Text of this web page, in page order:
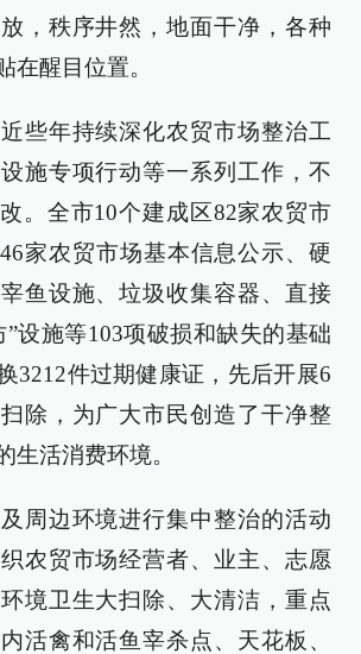
，秩序井然，地面干净，各种
在醒目位置。
些年持续深化农贸市场整治工
施专项行动等一系列工作，不
。全市10个建成区82家农贸市
家农贸市场基本信息公示、硬
鱼设施、垃圾收集容器、直接
”设施等103项破损和缺失的基础
3212件过期健康证，先后开展6
除，为广大市民创造了干净整
生活消费环境。
周边环境进行集中整治的活动
农贸市场经营者、业主、志愿
境卫生大扫除、大清洁，重点
活禽和活鱼宰杀点、天花板、